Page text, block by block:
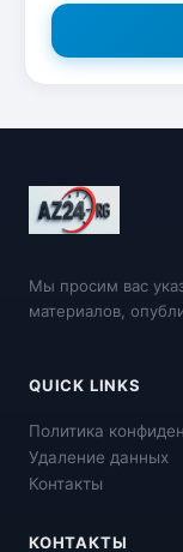
Мы просим вас
материалов,
QUICK LINKS
Политика
Удаление данных
Контакты
КОНТАКТЫ